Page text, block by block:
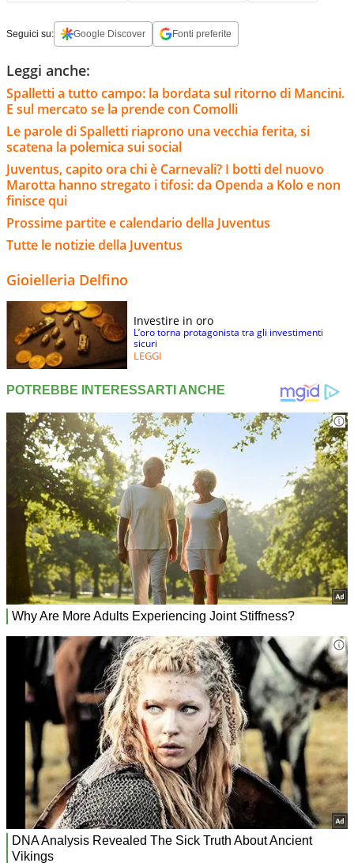
Seguici su: Google Discover Fonti preferite
Leggi anche:
Spalletti a tutto campo: la bordata sul ritorno di Mancini.
E sul mercato se la prende con Comolli
Le parole di Spalletti riaprono una vecchia ferita, si
scatena la polemica sui social
Juventus, capito ora chi è Carnevali? I botti del nuovo
Marotta hanno stregato i tifosi: da Openda a Kolo e non
finisce qui
Prossime partite e calendario della Juventus
Tutte le notizie della Juventus
Gioielleria Delfino
Investire in oro
L’oro torna protagonista tra gli investimenti
sicuri
LEGGI